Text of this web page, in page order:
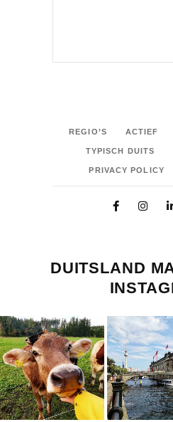
REGIO’S ACTIEF
TYPISCH DUITS
PRIVACY POLICY
DUITSLAND